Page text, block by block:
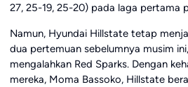
27, 25-19, 25-20) pada laga pertama
Namun, Hyundai Hillstate tetap
dua pertemuan sebelumnya musim
mengalahkan Red Sparks. Dengan
mereka, Moma Bassoko, Hillstate